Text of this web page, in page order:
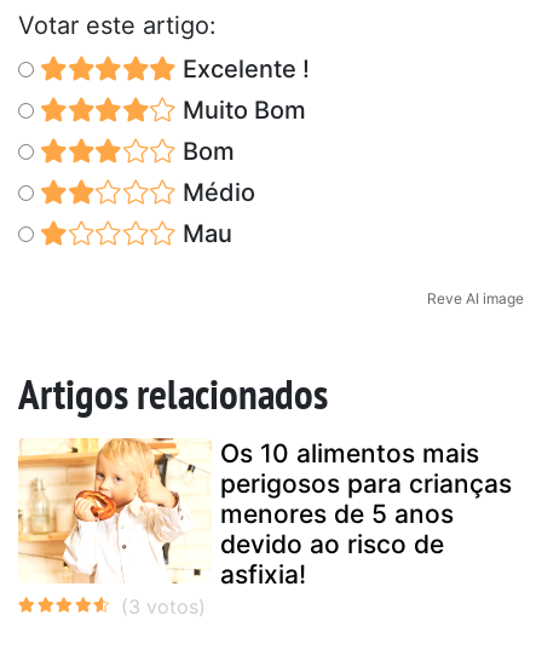
Votar este artigo:
Excelente !
Muito Bom
Bom
Médio
Mau
Reve AI image
Artigos relacionados
Os 10 alimentos mais
perigosos para crianças
menores de 5 anos
devido ao risco de
asfixia!